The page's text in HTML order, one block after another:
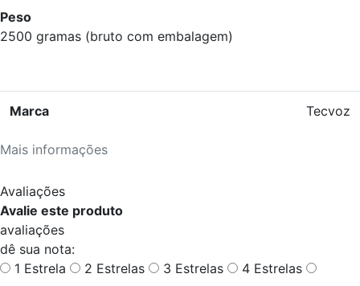
Peso
2500 gramas (bruto com embalagem)
Mais informações
Marca Tecvoz
Avaliações
Avalie este produto
avaliações
dê sua nota:
1 Estrela
2 Estrelas 3 Estrelas
4 Estrelas